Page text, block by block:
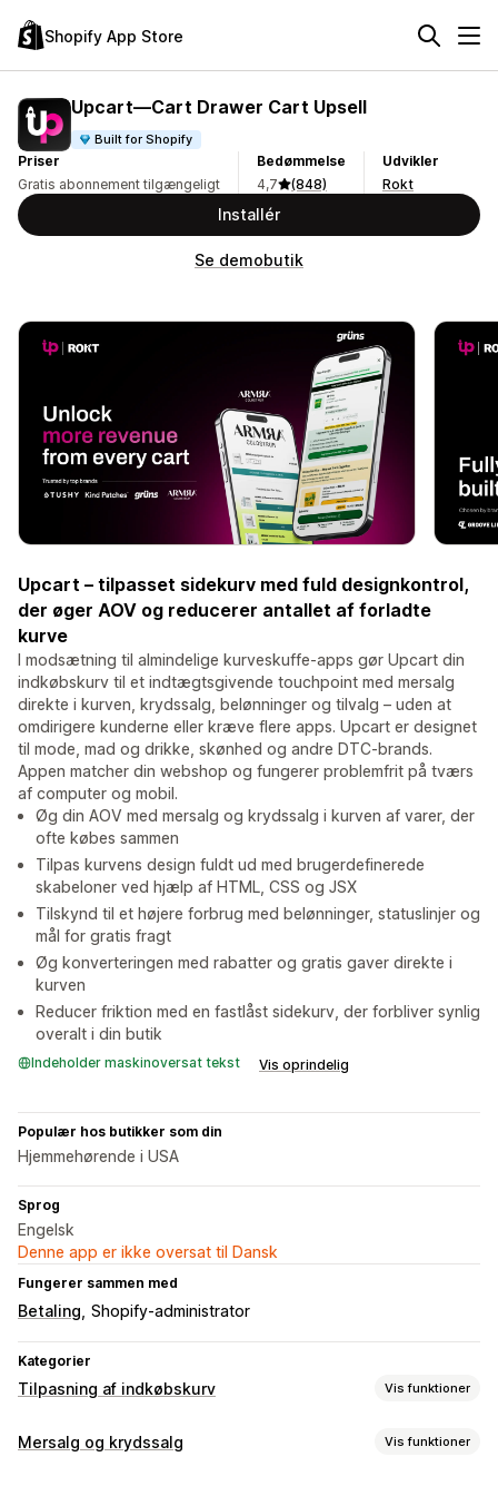
Shopify App Store
Upcart—Cart Drawer Cart Upsell
Built for Shopify
Priser
Gratis abonnement tilgængeligt
Bedømmelse
4,7
(848)
Udvikler
Rokt
Installér
Se demobutik
Upcart – tilpasset sidekurv med fuld designkontrol,
der øger AOV og reducerer antallet af forladte
kurve
I modsætning til almindelige kurveskuffe-apps gør Upcart din
indkøbskurv til et indtægtsgivende touchpoint med mersalg
direkte i kurven, krydssalg, belønninger og tilvalg – uden at
omdirigere kunderne eller kræve flere apps. Upcart er designet
til mode, mad og drikke, skønhed og andre DTC-brands.
Appen matcher din webshop og fungerer problemfrit på tværs
af computer og mobil.
Øg din AOV med mersalg og krydssalg i kurven af varer, der
ofte købes sammen
Tilpas kurvens design fuldt ud med brugerdefinerede
skabeloner ved hjælp af HTML, CSS og JSX
Tilskynd til et højere forbrug med belønninger, statuslinjer og
mål for gratis fragt
Øg konverteringen med rabatter og gratis gaver direkte i
kurven
Reducer friktion med en fastlåst sidekurv, der forbliver synlig
overalt i din butik
Indeholder maskinoversat tekst Vis oprindelig
Populær hos butikker som din
Hjemmehørende i USA
Sprog
Engelsk
Denne app er ikke oversat til Dansk
Fungerer sammen med
Betaling Shopify-administrator
Kategorier
Tilpasning af indkøbskurv Vis funktioner
Kurvvisning
Mersalg og krydssalg Vis funktioner